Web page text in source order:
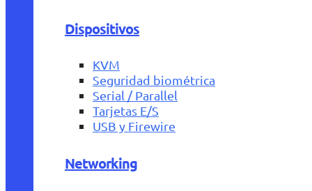
Dispositivos
KVM
Seguridad biométrica
Serial / Parallel
Tarjetas E/S
USB y Firewire
Networking